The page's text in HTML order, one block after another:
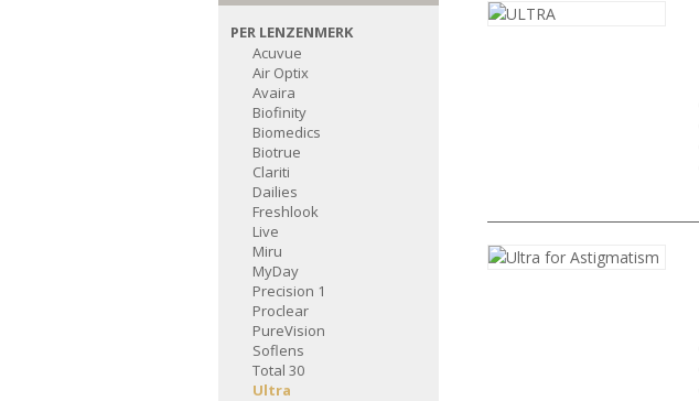
PER LENZENMERK
Acuvue
Air Optix
Avaira
Biofinity
Biomedics
Biotrue
Clariti
Dailies
Freshlook
Live
Miru
MyDay
Precision 1
Proclear
PureVision
Soflens
Total 30
Ultra